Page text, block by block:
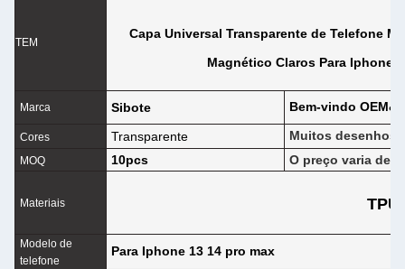
TEM
Capa Universal Transparente de Telefone
Magnético Claros Para Iphone
Marca Sibote Bem-vindo
Cores Transparente Muitos desenhos
MOQ 10pcs O preço varia
Materiais
Modelo de
telefone
Para Iphone 13 14 pro max